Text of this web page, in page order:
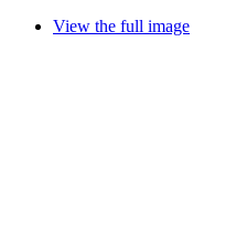
View the full image